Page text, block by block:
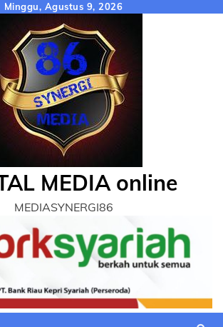
Minggu, Agustus 9, 2026
MEDIA online
MEDIASYNERGI86